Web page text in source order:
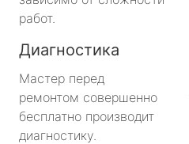
работ.
Диагностика
Мастер перед
ремонтом совершенно
бесплатно производит
диагностику.